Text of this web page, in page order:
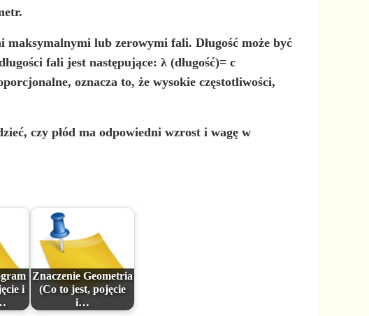
lub zerowymi fali. Długość może być
fali jest następujące: λ (długość)= c
oznacza to, że wysokie częstotliwości,
czy płód ma odpowiedni wzrost i wagę w
i
Znaczenie Geometria
(Co to jest, pojęcie
i…